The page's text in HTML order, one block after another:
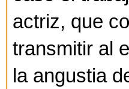
actriz, que
transmitir al
la angustia